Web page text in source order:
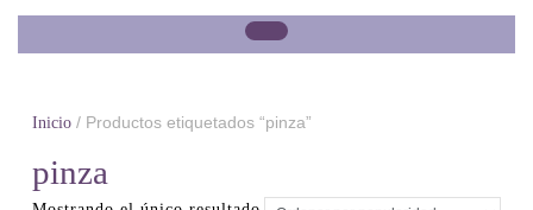
Inicio / Productos etiquetados “pinza”
pinza